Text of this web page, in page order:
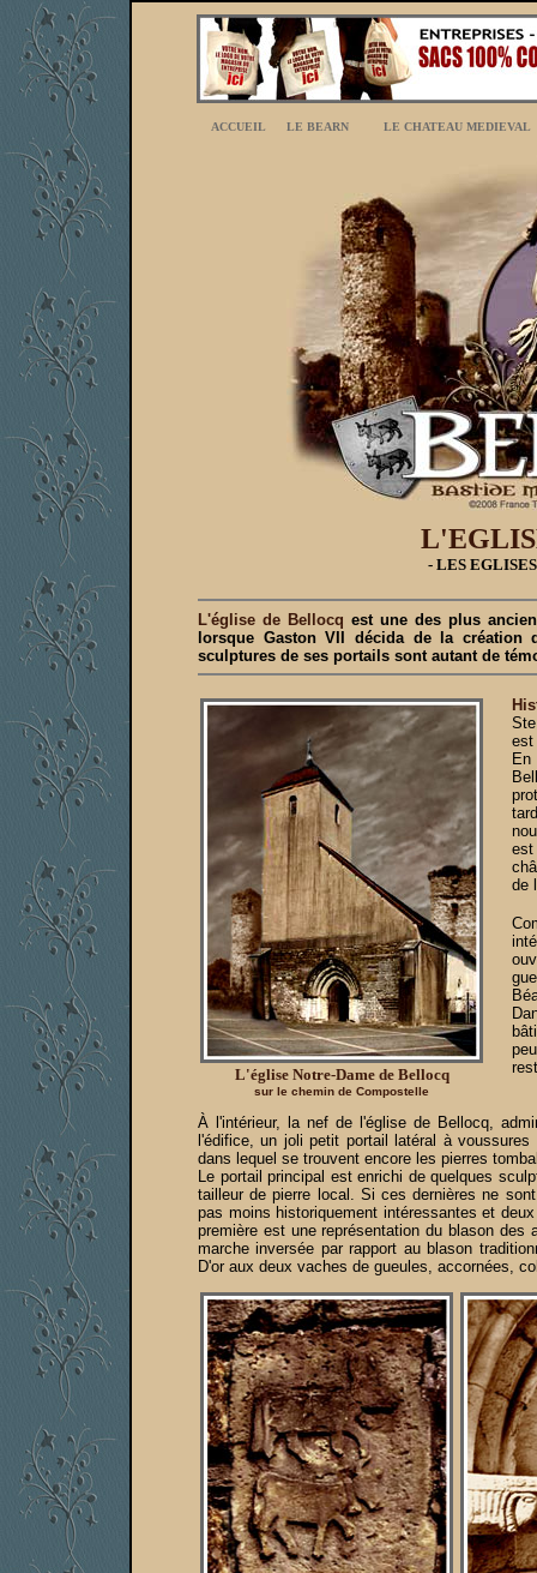
ACCUEIL LE BEARN LE CHATEAU MEDIEVAL
- LES
L'église de Bellocq est une des plus
lorsque Gaston VII décida de la
sculptures de ses portails sont autant de
L'église Notre-Dame de Bellocq
sur le chemin de Compostelle
est
En
de
À l'intérieur, la nef de l'église de Bellocq,
l'édifice, un joli petit portail latéral à
dans lequel se trouvent encore les pierres
Le portail principal est enrichi de quelques
tailleur de pierre local. Si ces dernières ne
pas moins historiquement intéressantes et
première est une représentation du blason
marche inversée par rapport au blason
D'or aux deux vaches de gueules, accornées,